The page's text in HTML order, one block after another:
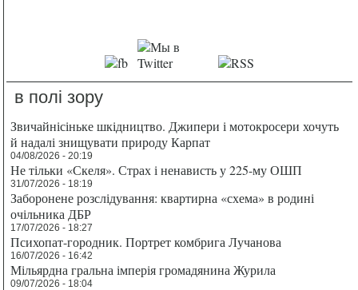
в полі зору
Звичайнісіньке шкідництво. Джипери і мотокросери хочуть
й надалі знищувати природу Карпат
04/08/2026 - 20:19
Не тільки «Скеля». Страх і ненависть у 225-му ОШП
31/07/2026 - 18:19
Заборонене розслідування: квартирна «схема» в родині
очільника ДБР
17/07/2026 - 18:27
Психопат-городник. Портрет комбрига Лучанова
16/07/2026 - 16:42
Мільярдна гральна імперія громадянина Журила
09/07/2026 - 18:04